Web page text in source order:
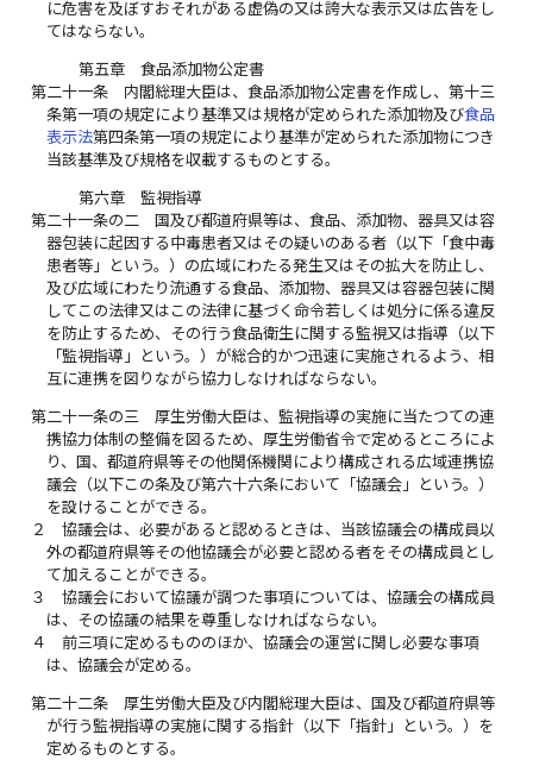
に危害を及ぼすおそれがある虚偽の又は誇大な表示又は広告をし
てはならない。
第五章 食品添加物公定書
第二十一条
内閣総理大臣は、食品添加物公定書を作成し、第十三
条第一項の規定により基準又は規格が定められた添加物及び食品
表示法第四条第一項の規定により基準が定められた添加物につき
当該基準及び規格を収載するものとする。
第六章 監視指導
第二十一条の二
国及び都道府県等は、食品、添加物、器具又は容
器包装に起因する中毒患者又はその疑いのある者（以下「食中毒
患者等」という。）の広域にわたる発生又はその拡大を防止し、
及び広域にわたり流通する食品、添加物、器具又は容器包装に関
してこの法律又はこの法律に基づく命令若しくは処分に係る違反
を防止するため、その行う食品衛生に関する監視又は指導（以下
「監視指導」という。）が総合的かつ迅速に実施されるよう、相
互に連携を図りながら協力しなければならない。
第二十一条の三
厚生労働大臣は、監視指導の実施に当たつての連
携協力体制の整備を図るため、厚生労働省令で定めるところによ
り、国、都道府県等その他関係機関により構成される広域連携協
議会（以下この条及び第六十六条において「協議会」という。）
を設けることができる。
２
協議会は、必要があると認めるときは、当該協議会の構成員以
外の都道府県等その他協議会が必要と認める者をその構成員とし
て加えることができる。
３
協議会において協議が調つた事項については、協議会の構成員
は、その協議の結果を尊重しなければならない。
４
前三項に定めるもののほか、協議会の運営に関し必要な事項
は、協議会が定める。
第二十二条
厚生労働大臣及び内閣総理大臣は、国及び都道府県等
が行う監視指導の実施に関する指針（以下「指針」という。）を
定めるものとする。